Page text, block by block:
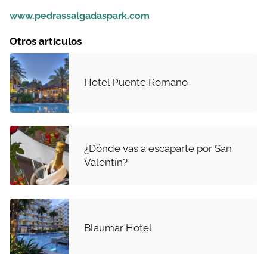
www.pedrassalgadaspark.com
Otros artículos
Hotel Puente Romano
¿Dónde vas a escaparte por San
Valentín?
Blaumar Hotel